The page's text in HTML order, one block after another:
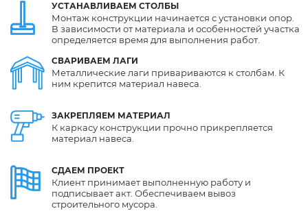
УСТАНАВЛИВАЕМ СТОЛБЫ
СВАРИВАЕМ ЛАГИ
ЗАКРЕПЛЯЕМ МАТЕРИАЛ
СДАЕМ ПРОЕКТ
Монтаж конструкции начинается с установки опор.
В зависимости от материала и особенностей участка
определяется время для выполнения работ.
Металлические лаги привариваются к столбам. К
ним крепится материал навеса.
К каркасу конструкции прочно прикрепляется
материал навеса.
Клиент принимает выполненную работу и
подписывает акт. Обеспечиваем вывоз
строительного мусора.